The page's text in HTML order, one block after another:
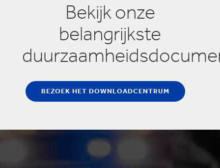
Bekijk onze
belangrijkste
BEZOEK HET DOWNLOADCENTRUM